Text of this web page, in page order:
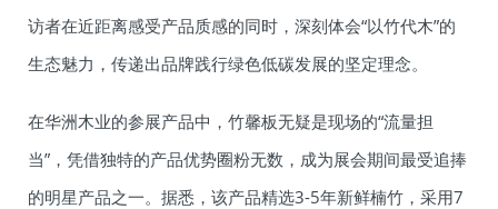
访者在近距离感受产品质感的同时，深刻体会“以竹代木”的
生态魅力，传递出品牌践行绿色低碳发展的坚定理念。
在华洲木业的参展产品中，竹馨板无疑是现场的“流量担
当”，凭借独特的产品优势圈粉无数，成为展会期间最受追捧
的明星产品之一。据悉，该产品精选3-5年新鲜楠竹，采用7